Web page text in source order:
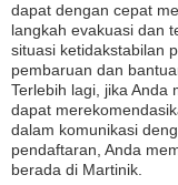
dapat dengan cepat
langkah evakuasi dan
situasi ketidakstabilan
pembaruan dan
Terlebih lagi, jika Anda
dapat
dalam komunikasi
pendaftaran, Anda
berada di Martinik.